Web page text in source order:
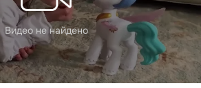
Видео не найдено